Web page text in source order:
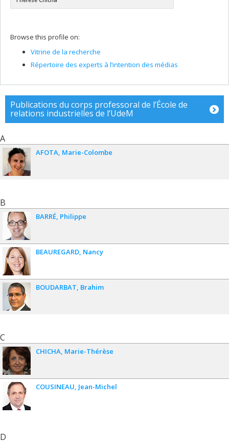
Browse this profile on:
Vitrine de la recherche
Répertoire des experts à l’intention des médias
Publications du corps professoral de l’École de
relations industrielles de l’UdeM
A
AFOTA Marie-Colombe
B
BARRÉ Philippe
BEAUREGARD Nancy
BOUDARBAT Brahim
C
CHICHA Marie-Thérèse
COUSINEAU Jean-Michel
D